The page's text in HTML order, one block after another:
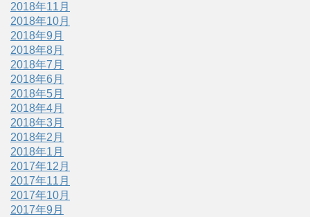
2018年11月
2018年10月
2018年9月
2018年8月
2018年7月
2018年6月
2018年5月
2018年4月
2018年3月
2018年2月
2018年1月
2017年12月
2017年11月
2017年10月
2017年9月